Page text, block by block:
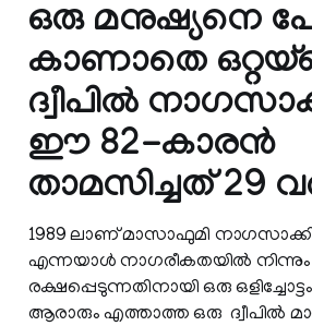
ഒരു മനുഷ്യനെ
കാണാതെ
ദ്വീപില്‍
ഈ 82-കാരന്‍
താമസിച്ചത് 29
1989 ലാണ് മാസാഫുമി
എന്നയാള്‍ നാഗരീകതയില്‍ നിന്നും
രക്ഷപ്പെടുന്നതിനായി ഒരു
ആരാരും എത്താത്ത ഒരു ദ്വീപില്‍